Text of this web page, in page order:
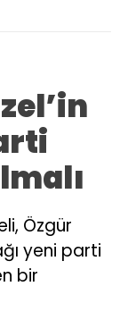
Özgür
yeni parti
bir